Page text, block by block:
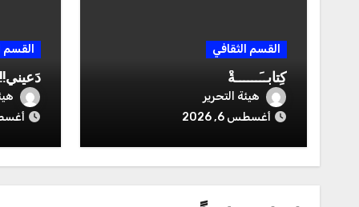
القسم الثقافي
كِتابــَــــــةْ
هيئة التحرير
أغسطس 6, 2026
القسم
أغسطس